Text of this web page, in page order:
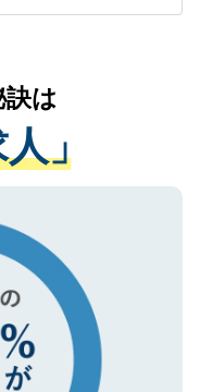
はご本人の許可
ついての厳密な
のみに付与され
取得済みです。
安心ください。
関の状況や紹介
なアドバイスを
にご転職をされ
ートが可能です
い。
は
」